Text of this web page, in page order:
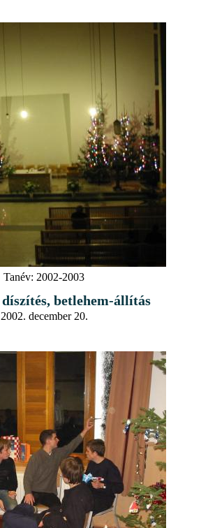
Tanév: 2002-2003
betlehem-állítás
2002. december 20.